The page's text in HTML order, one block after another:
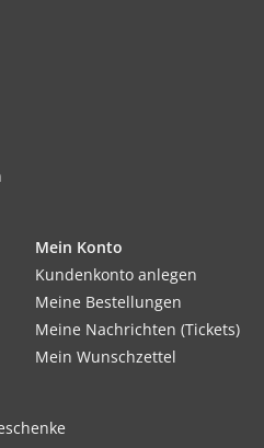
Mein Konto
Kundenkonto anlegen
Meine Bestellungen
Meine Nachrichten (Tickets)
Mein Wunschzettel